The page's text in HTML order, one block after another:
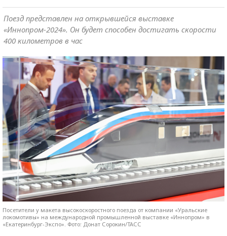
Поезд представлен на открывшейся выставке
«Иннопром-2024». Он будет способен достигать скорости
400 километров в час
Посетители у макета высокоскоростного поезда от компании «Уральские
локомотивы» на международной промышленной выставке «Иннопром» в
«Екатеринбург-Экспо». Фото: Донат Сорокин/ТАСС